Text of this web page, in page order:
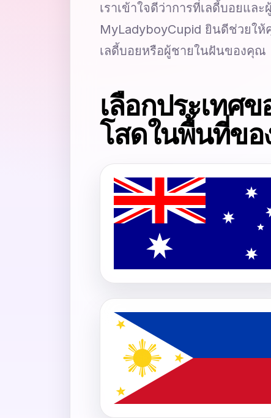
เราเข้าใจดีว่าการที่เลดี้บอยแล
MyLadyboyCupid ยินดีช่วยใ
เลดี้บอยหรือผู้ชายในฝันของคุณ
เลือกประเทศ
โสดในพื้นที่ข